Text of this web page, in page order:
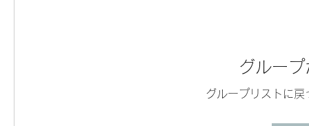
グルー
グループリストに